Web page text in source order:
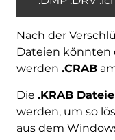
Nach der
Dateien könnten
werden .CRAB
Die .KRAB
werden, um so
aus dem